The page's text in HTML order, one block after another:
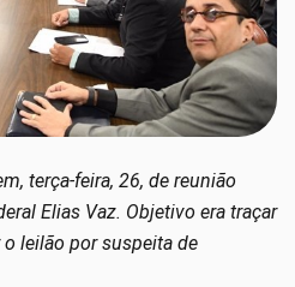
terça-feira, 26, de reunião
Elias Vaz. Objetivo era traçar
leilão por suspeita de